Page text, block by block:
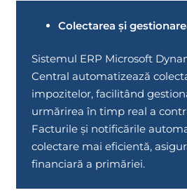
Colectarea și
Sistemul ERP Microsoft
Central automatizează
impozitelor, facilitând
urmărirea în timp real a
Facturile și notificările
colectare mai eficientă,
financiară a primăriei.